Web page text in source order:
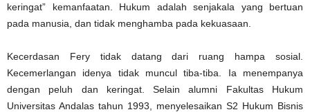
keringat” kemanfaatan. Hukum adalah senjakala yang bertuan
pada manusia, dan tidak menghamba pada kekuasaan.
Kecerdasan Fery tidak datang dari ruang hampa sosial.
Kecemerlangan idenya tidak muncul tiba-tiba. Ia menempanya
dengan peluh dan keringat. Selain alumni Fakultas Hukum
Universitas Andalas tahun 1993, menyelesaikan S2 Hukum Bisnis